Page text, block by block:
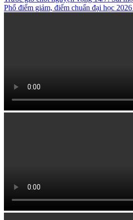
Phổ điểm giảm, điểm chuẩn đại học